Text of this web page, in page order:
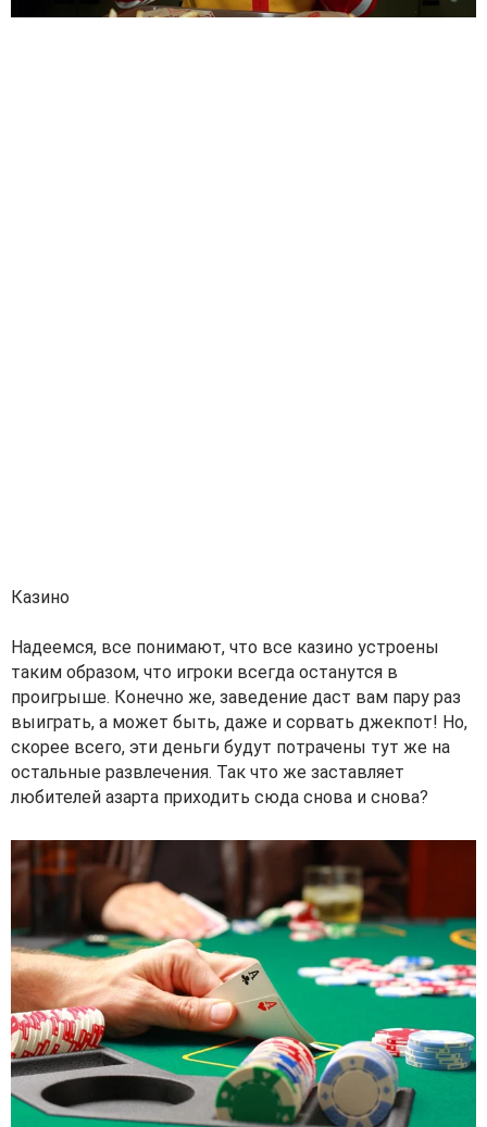
Казино
Надеемся, все понимают, что все казино устроены
таким образом, что игроки всегда останутся в
проигрыше. Конечно же, заведение даст вам пару раз
выиграть, а может быть, даже и сорвать джекпот! Но,
скорее всего, эти деньги будут потрачены тут же на
остальные развлечения. Так что же заставляет
любителей азарта приходить сюда снова и снова?